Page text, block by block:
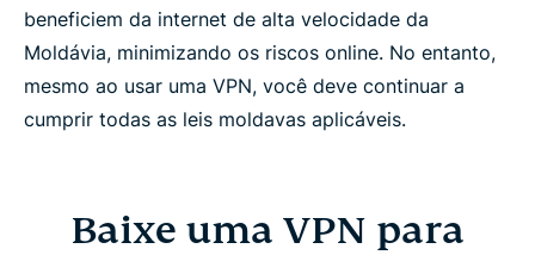
beneficiem da internet de alta velocidade da
Moldávia, minimizando os riscos online. No entanto,
mesmo ao usar uma VPN, você deve continuar a
cumprir todas as leis moldavas aplicáveis.
Baixe uma VPN para